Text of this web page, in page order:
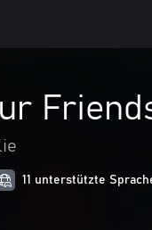
11 unterstützte